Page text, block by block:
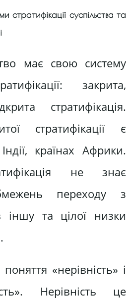
стратифікації суспільства та
має свою систему
закрита,
стратифікація.
стратифікації є
країнах Африки.
не знає
переходу з
іншу та цілої низки
«нерівність» і
Нерівність це